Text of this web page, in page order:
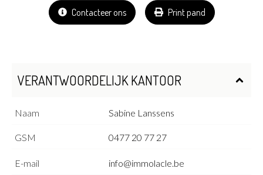
Contacteer ons Print pand
VERANTWOORDELIJK KANTOOR
Naam Sabine Lanssens
GSM 0477 20 77 27
E-mail info@immolacle.be